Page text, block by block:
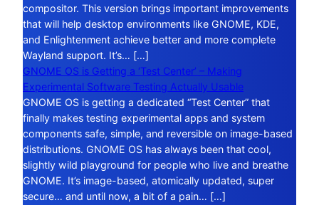
compositor. This version brings important improvements
that will help desktop environments like GNOME, KDE,
and Enlightenment achieve better and more complete
Wayland support. It’s… […]
GNOME OS is Getting a ‘Test Center’ – Making
Experimental Software Testing Actually Usable
GNOME OS is getting a dedicated “Test Center” that
finally makes testing experimental apps and system
components safe, simple, and reversible on image-based
distributions. GNOME OS has always been that cool,
slightly wild playground for people who live and breathe
GNOME. It’s image-based, atomically updated, super
secure… and until now, a bit of a pain… […]